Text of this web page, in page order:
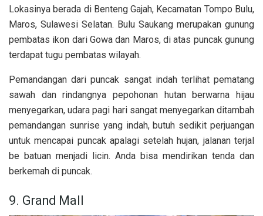
Lokasinya berada di Benteng Gajah, Kecamatan Tompo Bulu,
Maros, Sulawesi Selatan. Bulu Saukang merupakan gunung
pembatas ikon dari Gowa dan Maros, di atas puncak gunung
terdapat tugu pembatas wilayah.
Pemandangan dari puncak sangat indah terlihat pematang
sawah dan rindangnya pepohonan hutan berwarna hijau
menyegarkan, udara pagi hari sangat menyegarkan ditambah
pemandangan sunrise yang indah, butuh sedikit perjuangan
untuk mencapai puncak apalagi setelah hujan, jalanan terjal
be batuan menjadi licin. Anda bisa mendirikan tenda dan
berkemah di puncak.
9. Grand Mall